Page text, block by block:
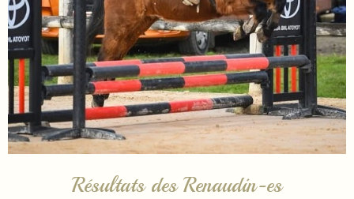
Résultats des Renaudin-es